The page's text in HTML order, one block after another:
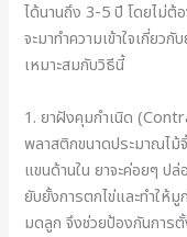
ได้นานถึง 3-5 ปี โดยไม่ต้
จะมาทำความเข้าใจเกี่ยว
เหมาะสมกับวิธีนี้
1. ยาฝังคุมกำเนิด
พลาสติกขนาดประมาณไม้
แขนด้านใน ยาจะค่อยๆ ป
ยับยั้งการตกไข่และทำให้
มดลูก จึงช่วยป้องกันการ